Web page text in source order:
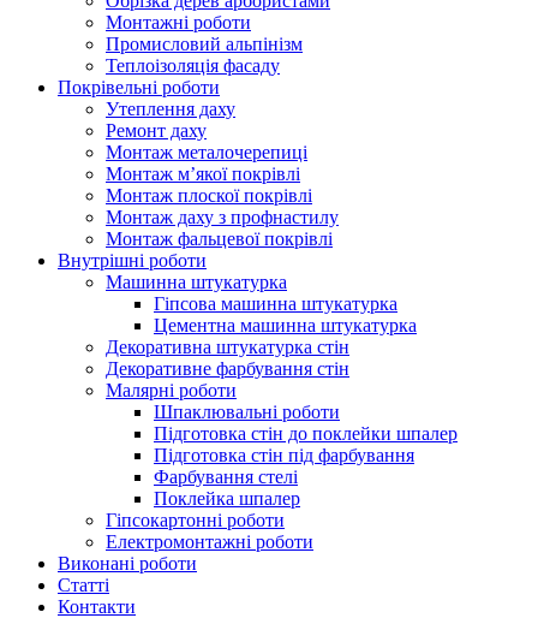
Монтажні роботи
Промисловий альпінізм
Теплоізоляція фасаду
Покрівельні роботи
Утеплення даху
Ремонт даху
Монтаж металочерепиці
Монтаж м’якої покрівлі
Монтаж плоскої покрівлі
Монтаж даху з профнастилу
Монтаж фальцевої покрівлі
Внутрішні роботи
Машинна штукатурка
Гіпсова машинна штукатурка
Цементна машинна штукатурка
Декоративна штукатурка стін
Декоративне фарбування стін
Малярні роботи
Шпаклювальні роботи
Підготовка стін до поклейки шпалер
Підготовка стін під фарбування
Фарбування стелі
Поклейка шпалер
Гіпсокартонні роботи
Електромонтажні роботи
Виконані роботи
Статті
Контакти